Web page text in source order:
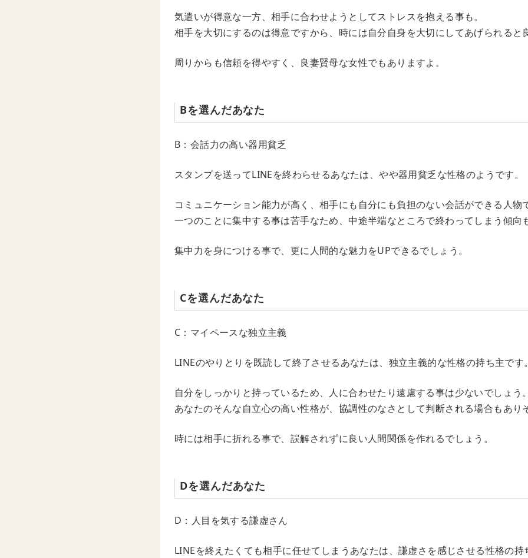
気遣いが得意な一方、相手に合わせようとしてストレスを抱える事も。
相手を大切にするのは得意ですから、時には自分自身を大切にしてあげられると
周りからも信頼を得やすく、良妻賢母な女性でもありますよ。
Bを選んだあなた
B：会話力の高い器用貧乏
スタンプを送ってLINEを終わらせるあなたは、やや器用貧乏な性格のようです。
コミュニケーション能力が高く、相手にも自分にも負担のない会話ができる人物
一つのことに集中する事は苦手なため、中途半端なところで終わってしまう傾向
集中力を身につける事で、更に人間的な魅力をUPできるでしょう。
Cを選んだあなた
C：マイペースな独立主義
LINEのやりとりを既読して終了させるあなたは、独立主義的な性格の持ち主です。
自分をしっかりと持っているため、人に合わせたり遠慮する事は少ないでしょう。
あなたのそんな自立心の高い性格が、協調性のなさとして判断される場合もあり
時には相手に折れる事で、誤解されずに良い人間関係を作れるでしょう。
Dを選んだあなた
D：人目を気する謙虚さん
LINEを終えたくても相手に任せてしまうあなたは、謙虚さを感じさせる性格の持